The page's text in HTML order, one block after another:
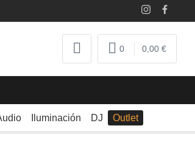
0 0,00 €
Iluminación DJ Outlet